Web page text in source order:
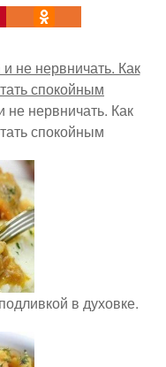
не нервничать. Как
спокойным
в духовке.